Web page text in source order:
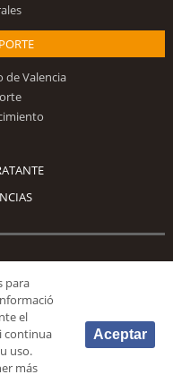
Valencia
Síguenos
|AVISO LEGAL
para
el
continua
uso.
más
Aceptar